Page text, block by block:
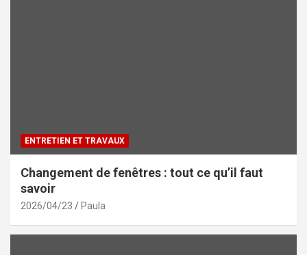
ENTRETIEN ET TRAVAUX
Changement de fenêtres : tout ce qu’il faut
savoir
2026/04/23 Paula